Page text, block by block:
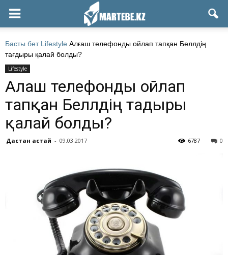
Басты бет Lifestyle Алғаш телефонды ойлап тапқан Беллдің
тағдыры қалай болды?
Lifestyle
Алғаш телефонды ойлап
тапқан Беллдің тағдыры
қалай болды?
Дастан Қастай - 09.03.2017 0
6787